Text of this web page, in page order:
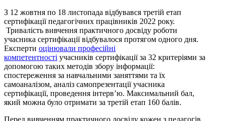
З 12 жовтня по 18 листопада відбувався третій етап
сертифікації педагогічних працівників 2022 року.
Тривалість вивчення практичного досвіду роботи
учасника сертифікації відбувалося протягом одного дня.
Експерти оцінювали професійні
компетентності учасників сертифікації за 32 критеріями за
допомогою таких методів збору інформації:
спостереження за навчальними заняттями та їх
самоаналізом, аналіз самопрезентації учасника
сертифікації, проведення інтерв’ю. Максимальний бал,
який можна було отримати за третій етап 160 балів.
Перед вивченням практичного досвіду кожен з педагогів